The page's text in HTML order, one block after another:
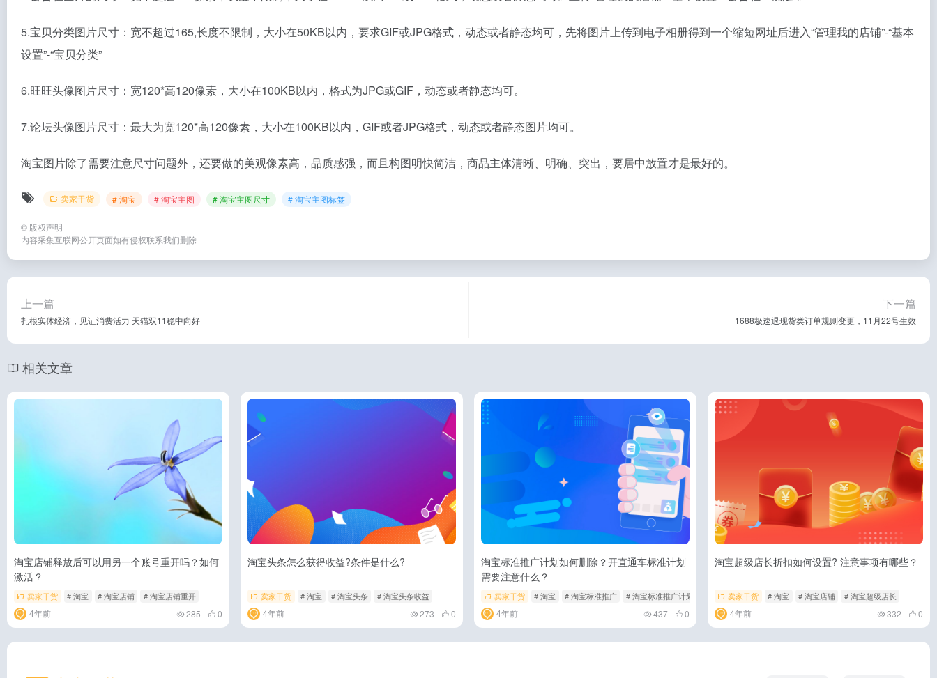
5.宝贝分类图片尺寸：宽不超过165,长度不限制，大小在50KB以内，要求GIF或JPG格式，动态或者静态均可，先将图片上传到电子相册得到一个缩短网址后进入“管理我的店铺”-“基本
设置”-“宝贝分类”
6.旺旺头像图片尺寸：宽120*高120像素，大小在100KB以内，格式为JPG或GIF，动态或者静态均可。
7.论坛头像图片尺寸：最大为宽120*高120像素，大小在100KB以内，GIF或者JPG格式，动态或者静态图片均可。
淘宝图片除了需要注意尺寸问题外，还要做的美观像素高，品质感强，而且构图明快简洁，商品主体清晰、明确、突出，要居中放置才是最好的。
卖家干货 # 淘宝 # 淘宝主图 # 淘宝主图尺寸 # 淘宝主图标签
© 版权声明
内容采集互联网公开页面如有侵权联系我们删除
上一篇
扎根实体经济，见证消费活力 天猫双11稳中向好
下一篇
1688极速退现货类订单规则变更，11月22号生效
相关文章
淘宝店铺释放后可以用另一个账号重开吗？如何
激活？
卖家干货 # 淘宝 # 淘宝店铺 # 淘宝店铺重开
4年前 285 0
淘宝头条怎么获得收益?条件是什么?
卖家干货 # 淘宝 # 淘宝头条 # 淘宝头条收益
4年前 273 0
淘宝标准推广计划如何删除？开直通车标准计划
需要注意什么？
卖家干货 # 淘宝 # 淘宝标准推广 # 淘宝标准推广计划
4年前 437 0
淘宝超级店长折扣如何设置? 注意事项有哪些？
卖家干货 # 淘宝 # 淘宝店铺 # 淘宝超级店长
4年前 332 0